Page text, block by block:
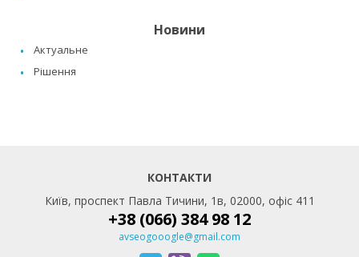
Новини
Актуальне
Рішення
КОНТАКТИ
Київ, проспект Павла Тичини, 1в, 02000, офіс 411
+38 (066) 384 98 12
avseogooogle@gmail.com